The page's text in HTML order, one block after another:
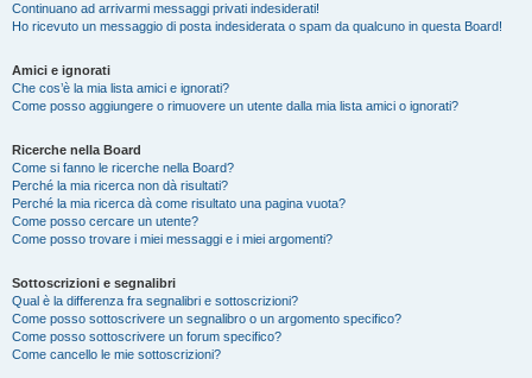
Continuano ad arrivarmi messaggi privati indesiderati!
Ho ricevuto un messaggio di posta indesiderata o spam da qualcuno in questa Board!
Amici e ignorati
Che cos’è la mia lista amici e ignorati?
Come posso aggiungere o rimuovere un utente dalla mia lista amici o ignorati?
Ricerche nella Board
Come si fanno le ricerche nella Board?
Perché la mia ricerca non dà risultati?
Perché la mia ricerca dà come risultato una pagina vuota?
Come posso cercare un utente?
Come posso trovare i miei messaggi e i miei argomenti?
Sottoscrizioni e segnalibri
Qual è la differenza fra segnalibri e sottoscrizioni?
Come posso sottoscrivere un segnalibro o un argomento specifico?
Come posso sottoscrivere un forum specifico?
Come cancello le mie sottoscrizioni?